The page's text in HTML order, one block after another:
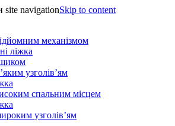
site navigationSkip to content
механізмом
ліжка
узголів’ям
спальним місцем
узголів’ям